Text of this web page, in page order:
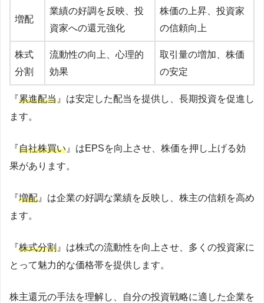
増配
業績の好調を反映、投
資家への還元強化
株価の上昇、投資家
の信頼向上
株式
分割
流動性の向上、心理的
効果
取引量の増加、株価
の安定
『累進配当 』は安定した配当を提供し、長期投資を促進し
ます。
『自社株買い 』はEPSを向上させ、株価を押し上げる効
果があります。
『増配 』は企業の好調な業績を反映し、株主の信頼を高め
ます。
『株式分割 』は株式の流動性を向上させ、多くの投資家に
とって魅力的な価格帯を提供します。
株主還元の手法を理解し、自分の投資戦略に適した企業を